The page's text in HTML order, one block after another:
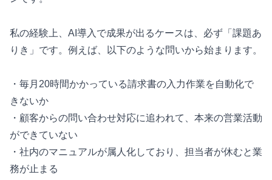
私の経験上、AI導入で成果が出るケースは、必ず「課題あ
りき」です。例えば、以下のような問いから始まります。
・毎月20時間かかっている請求書の入力作業を自動化で
きないか
・顧客からの問い合わせ対応に追われて、本来の営業活動
ができていない
・社内のマニュアルが属人化しており、担当者が休むと業
務が止まる